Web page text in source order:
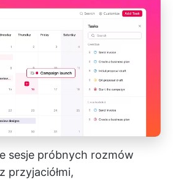
sesje próbnych rozmów
przyjaciółmi,